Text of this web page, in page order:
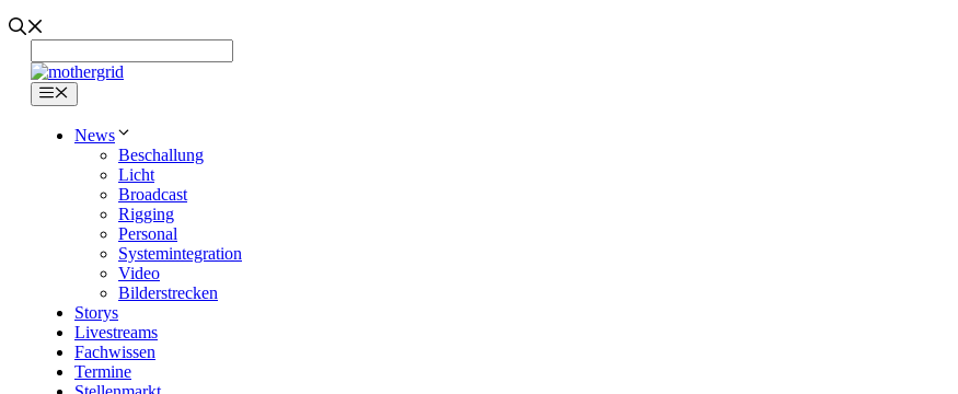
Menü
News
Beschallung
Licht
Broadcast
Rigging
Personal
Systemintegration
Video
Bilderstrecken
Storys
Livestreams
Fachwissen
Termine